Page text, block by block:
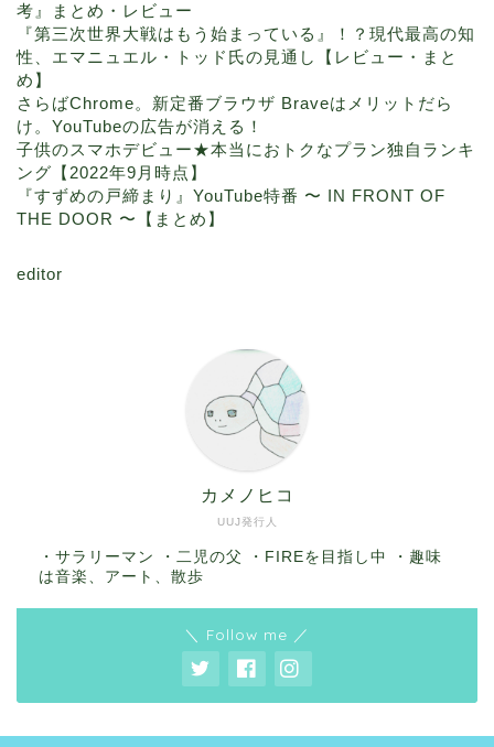
考』まとめ・レビュー
『第三次世界大戦はもう始まっている』！？現代最高の知
性、エマニュエル・トッド氏の見通し【レビュー・まと
め】
さらばChrome。新定番ブラウザ Braveはメリットだら
け。YouTubeの広告が消える！
子供のスマホデビュー★本当におトクなプラン独自ランキ
ング【2022年9月時点】
『すずめの戸締まり』YouTube特番 〜 IN FRONT OF
THE DOOR 〜【まとめ】
editor
UUJ発行人
カメノヒコ
・サラリーマン ・二児の父 ・FIREを目指し中 ・趣味
は音楽、アート、散歩
＼ Follow me ／